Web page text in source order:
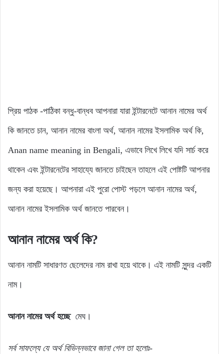
প্রিয় পাঠক -পাঠিকা বন্ধু-বান্ধব আপনারা যারা ইন্টারনেটে আনান নামের অর্থ
কি জানতে চান, আনান নামের বাংলা অর্থ, আনান নামের ইসলামিক অর্থ কি,
Anan name meaning in Bengali, এভাবে লিখে লিখে যদি সার্চ করে
থাকেন এবং ইন্টারনেটের সাহায্যে জানতে চাইছেন তাহলে এই পোষ্টটি আপনার
জন্য করা হয়েছে। আপনারা এই পুরো পোস্ট পড়লে আনান নামের অর্থ,
আনান নামের ইসলামিক অর্থ জানতে পারবেন।
আনান নামের অর্থ কি?
আনান নামটি সাধারণত ছেলেদের নাম রাখা হয়ে থাকে। এই নামটি সুন্দর একটি
নাম।
আনান নামের অর্থ হচ্ছে মেঘ।
সর্ব সাফল্যেযে অর্থবিভিন্নভাবে জানা গেলতা হলোঃ-